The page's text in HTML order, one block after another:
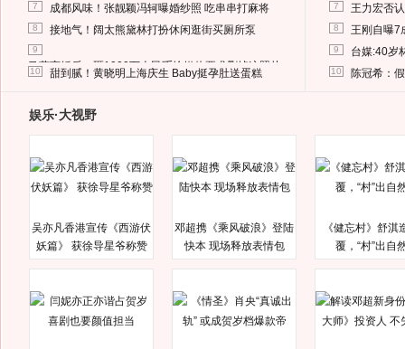
7 成都风味！张靓颖冯轲曝婚纱照 吃串串打麻将
8 接地气！阔太熊黛林打扮休闲逛街买厕所泵
9
马蓉离婚后，砸1000万人民币给媒体要求删掉这照片
10 甜到腻！黄晓明上海庆生 Baby挺孕肚送蛋糕
7 王力宏否
8 王刚自曝7
9 台媒:40岁
10 陈冠希：
娱乐·大视野
吴亦凡香港宣传《西游伏
妖篇》 获徐导星爷称赞
邓超携《乘风破浪》登陆
快本 现场释放表情包
《健忘村》舒淇
覆，“村”出自